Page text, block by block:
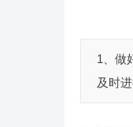
1、做
及时